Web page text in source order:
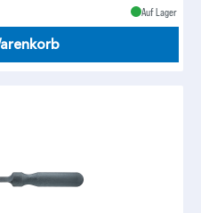
Auf Lager